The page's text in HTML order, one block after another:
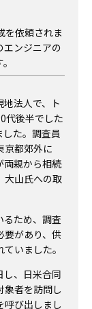
を依頼されま
エンジニアの
法人で、ト
代後半でした
た。調査員
京都郊外に
両親から相続
大山氏への取
るため、調査
要があり、供
いました。
し、日米合同
象者を訪問し
呼び出しまし